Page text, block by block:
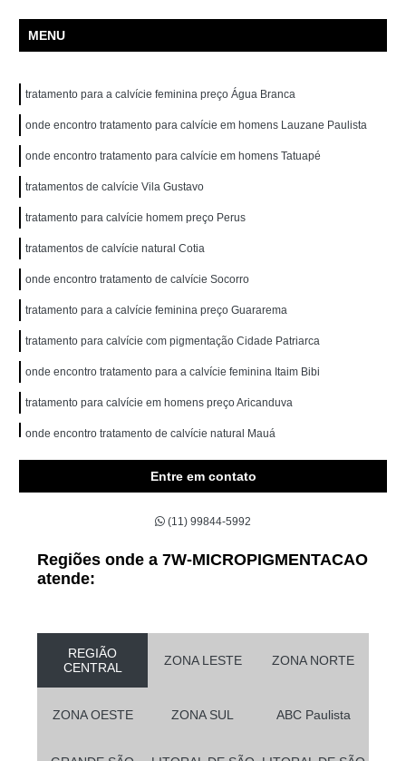
MENU
tratamento para a calvície feminina preço Água Branca
onde encontro tratamento para calvície em homens Lauzane Paulista
onde encontro tratamento para calvície em homens Tatuapé
tratamentos de calvície Vila Gustavo
tratamento para calvície homem preço Perus
tratamentos de calvície natural Cotia
onde encontro tratamento de calvície Socorro
tratamento para a calvície feminina preço Guararema
tratamento para calvície com pigmentação Cidade Patriarca
onde encontro tratamento para a calvície feminina Itaim Bibi
tratamento para calvície em homens preço Aricanduva
onde encontro tratamento de calvície natural Mauá
tratamentos para calvície homem Lauzane Paulista
tratamento de calvície feminina preço Consolação
quanto custa tratamento para a calvície feminina Água Branca
tratamentos para calvície com pigmentação Vila Gustavo
tratamento de calvície natural preço Itaim Bibi
quanto custa tratamento para calvície masculina Penha
tratamento para a calvície com micropigmentação preço Aricanduva
Entre em contato
(11) 99844-5992
Regiões onde a 7W-MICROPIGMENTACAO
atende:
REGIÃO
CENTRAL
ZONA LESTE ZONA NORTE
ZONA OESTE ZONA SUL ABC Paulista